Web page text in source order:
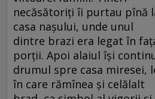
necăsătoriţi îi purtau pînă
casa naşului, unde unul
dintre brazi era legat în
porţii. Apoi alaiul îşi
drumul spre casa miresei,
în care rămînea şi celălalt